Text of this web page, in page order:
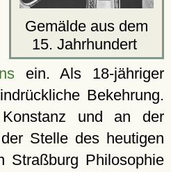
Gemälde aus dem
15. Jahrhundert
ein. Als 18-jähriger
Bekehrung.
und an der
Stelle des heutigen
Straßburg Philosophie